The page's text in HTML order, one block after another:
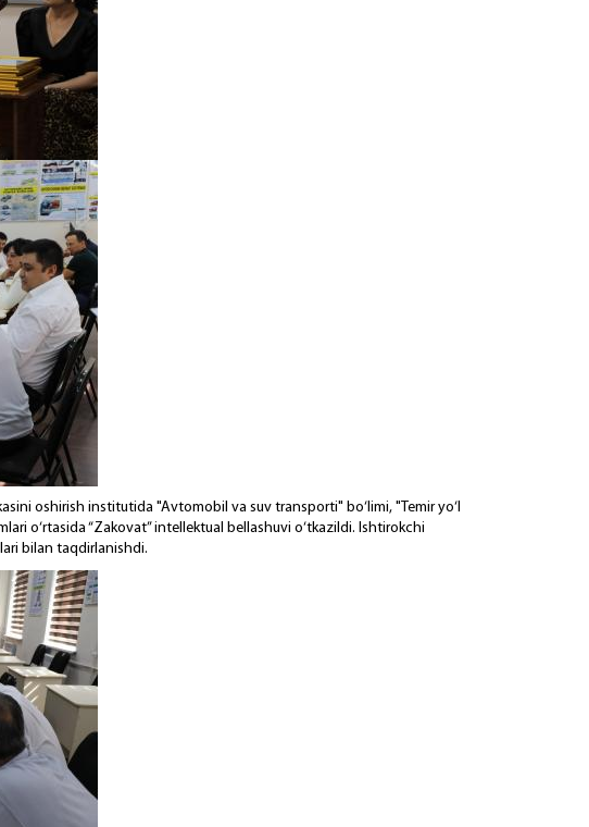
oshirish institutida "Avtomobil va suv transporti" bo‘limi, "Temir yo‘l
o‘rtasida “Zakovat” intellektual bellashuvi o‘tkazildi. Ishtirokchi
bilan taqdirlanishdi.